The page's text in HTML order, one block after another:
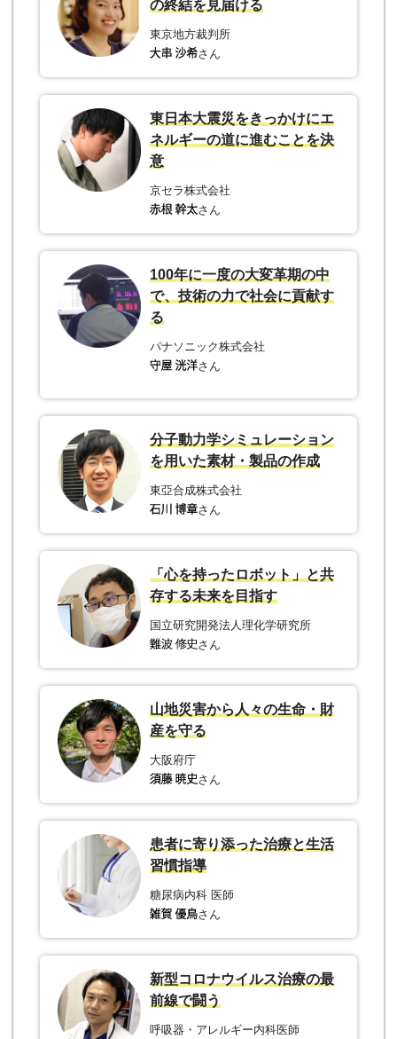
の終結を見届ける
東京地方裁判所
さん
東日本大震災をきっかけにエ
ネルギーの道に進むことを決
意
京セラ株式会社
さん
100年に一度の大変革期の中
で、技術の力で社会に貢献す
る
パナソニック株式会社
さん
分子動力学シミュレーション
を用いた素材・製品の作成
東亞合成株式会社
さん
「心を持ったロボット」と共
存する未来を目指す
国立研究開発法人理化学研究所
さん
山地災害から人々の生命・財
産を守る
大阪府庁
さん
患者に寄り添った治療と生活
習慣指導
糖尿病内科 医師
さん
新型コロナウイルス治療の最
前線で闘う
呼吸器・アレルギー内科医師